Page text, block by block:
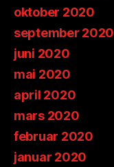
oktober 2020
september 2020
juni 2020
mai 2020
april 2020
mars 2020
februar 2020
januar 2020